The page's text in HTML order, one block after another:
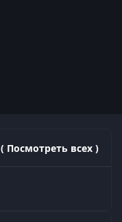
( Посмотреть всех )